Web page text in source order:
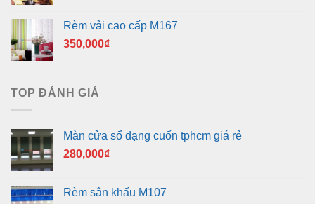
Rèm vải cao cấp M167
350,000₫
TOP ĐÁNH GIÁ
Màn cửa sổ dạng cuốn tphcm giá rẻ
280,000₫
Rèm sân khấu M107